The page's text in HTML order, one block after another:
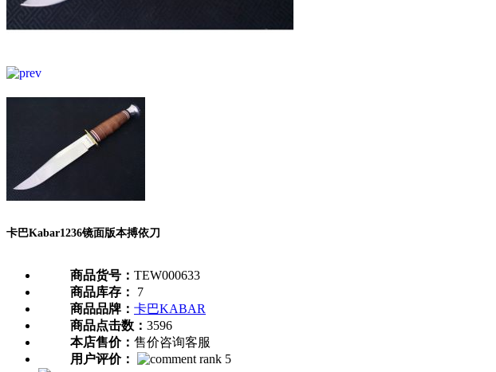
卡巴Kabar1236镜面版本搏依刀
商品货号： TEW000633
商品库存：
7
商品品牌： 卡巴KABAR
商品点击数： 3596
本店售价： 售价咨询客服
用户评价：